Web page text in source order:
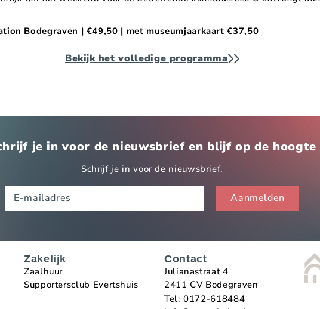
Bodegraven | €49,50 | met museumjaarkaart €37,50
Bekijk het volledige programma
je in voor de nieuwsbrief en blijf op de hoogte
Schrijf je in voor de nieuwsbrief.
Zakelijk
Zaalhuur
Supportersclub Evertshuis
Contact
Julianastraat 4
2411 CV Bodegraven
Tel: 0172-618484